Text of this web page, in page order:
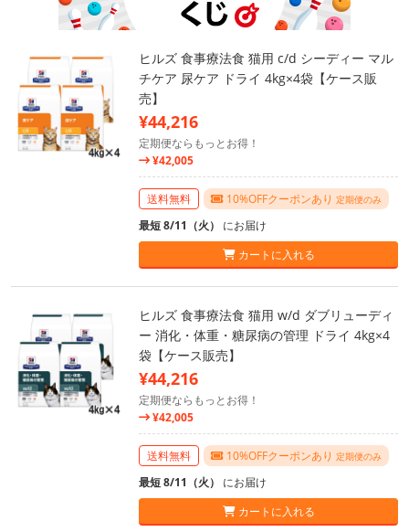
ヒルズ 食事療法食 猫用 c/d シーディー マル
チケア 尿ケア ドライ 4kg×4袋【ケース販
売】
¥44,216
定期便ならもっとお得！
¥42,005
送料無料 10%OFFクーポンあり 定期便のみ
最短 8/11（火） にお届け
カートに入れる
ヒルズ 食事療法食 猫用 w/d ダブリューディ
ー 消化・体重・糖尿病の管理 ドライ 4kg×4
袋【ケース販売】
¥44,216
定期便ならもっとお得！
¥42,005
送料無料 10%OFFクーポンあり 定期便のみ
最短 8/11（火） にお届け
カートに入れる